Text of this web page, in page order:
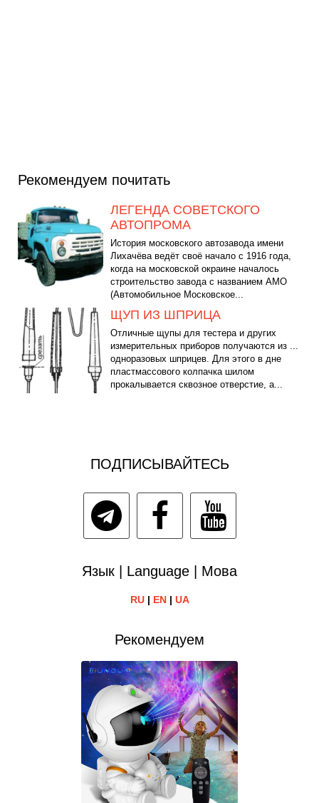
Рекомендуем почитать
ЛЕГЕНДА СОВЕТСКОГО
АВТОПРОМА
История московского автозавода имени
Лихачёва ведёт своё начало с 1916 года,
когда на московской окраине началось
строительство завода с названием АМО
(Автомобильное Московское...
ЩУП ИЗ ШПРИЦА
Отличные щупы для тестера и других
измерительных приборов получаются из ...
одноразовых шприцев. Для этого в дне
пластмассового колпачка шилом
прокалывается сквозное отверстие, а...
ПОДПИСЫВАЙТЕСЬ
Язык | Language | Мова
RU| EN| UA
Рекомендуем